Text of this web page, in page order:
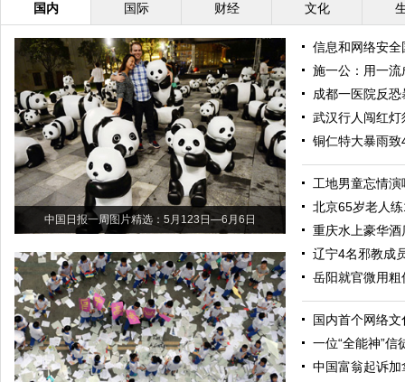
国内 国际 财经 文化
中国日报一周图片精选：5月123日—6月6日
信息和网络安
施一公：用一流
成都一医院反
武汉行人闯红
铜仁特大暴雨
工地男童忘情
北京65岁老人
重庆水上豪华
辽宁4名邪教成
岳阳就官微用
国内首个网络
一位“全能神”信
中国富翁起诉